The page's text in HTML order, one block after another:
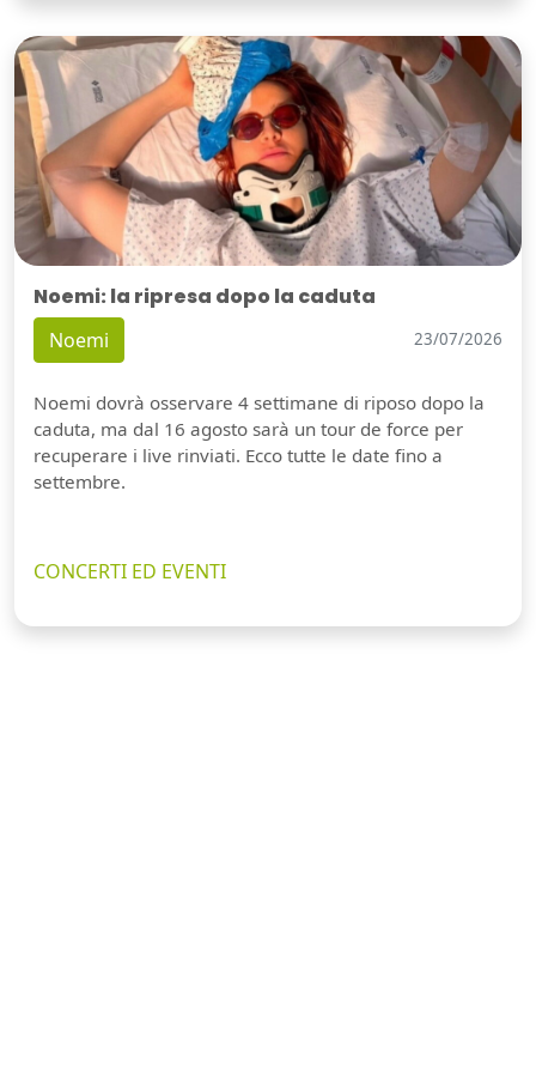
Noemi: la ripresa dopo la caduta
Noemi 23/07/2026
Noemi dovrà osservare 4 settimane di riposo dopo la
caduta, ma dal 16 agosto sarà un tour de force per
recuperare i live rinviati. Ecco tutte le date fino a
settembre.
CONCERTI ED EVENTI